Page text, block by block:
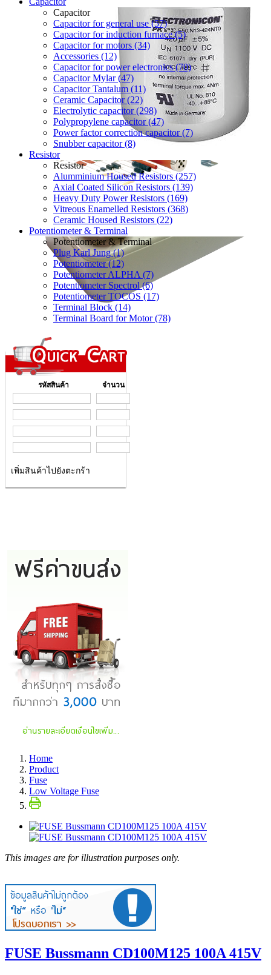
Capacitor
Capacitor for general use (57)
Capacitor for induction furnace (5)
Capacitor for motors (34)
Accessories (12)
Capacitor for power electronics (70)
Capacitor Mylar (47)
Capacitor Tantalum (11)
Ceramic Capacitor (22)
Electrolytic capacitor (298)
Polypropylene capacitor (47)
Power factor correction capacitor (7)
Snubber capacitor (8)
Resistor
Resistor
Alumminium Housed Resistors (257)
Axial Coated Silicon Resistors (139)
Heavy Duty Power Resistors (169)
Vitreous Enamelled Resistors (368)
Ceramic Housed Resistors (22)
Potentiometer & Terminal
Potentiometer & Terminal
Plug Karl Jung (1)
Potentiometer (12)
Potentiometer ALPHA (7)
Potentiometer Spectrol (6)
Potentiometer TOCOS (17)
Terminal Block (14)
Terminal Board for Motor (78)
รหัสสินค้า จำนวน
เพิ่มสินค้าไปยังตะกร้า
Home
Product
Fuse
Low Voltage Fuse
This images are for illustration purposes only.
FUSE Bussmann CD100M125 100A 415V